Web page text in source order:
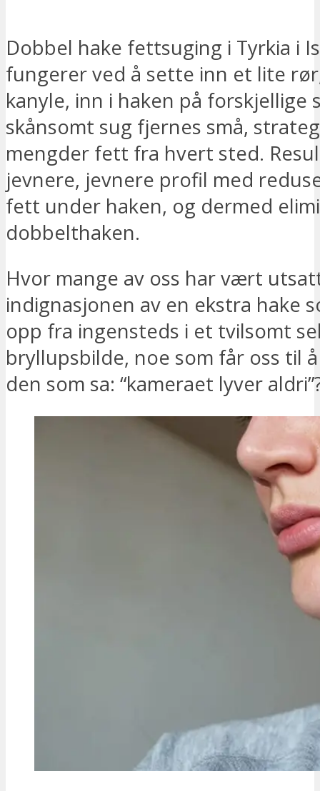
Dobbel hake fettsuging i Tyrkia i
fungerer ved å sette inn et lite
kanyle, inn i haken på forskjellige
skånsomt sug fjernes små,
mengder fett fra hvert sted.
jevnere, jevnere profil med
fett under haken, og dermed
dobbelthaken.
Hvor mange av oss har vært
indignasjonen av en ekstra hake
opp fra ingensteds i et tvilsomt
bryllupsbilde, noe som får oss til
den som sa: “kameraet lyver